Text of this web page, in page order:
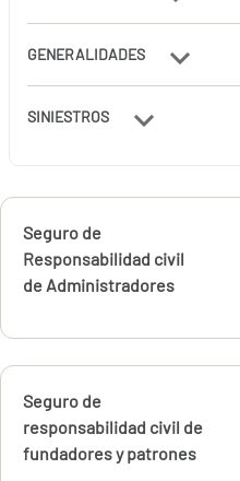
GENERALIDADES
SINIESTROS
Calcúlalo ahora
Seguro de
Responsabilidad civil
de Administradores
Calcúlalo ahora
Seguro de
responsabilidad civil de
fundadores y patrones